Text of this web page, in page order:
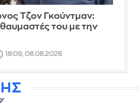
Τζον Γκούντμαν:
του με την
18:09, 08.08.2026